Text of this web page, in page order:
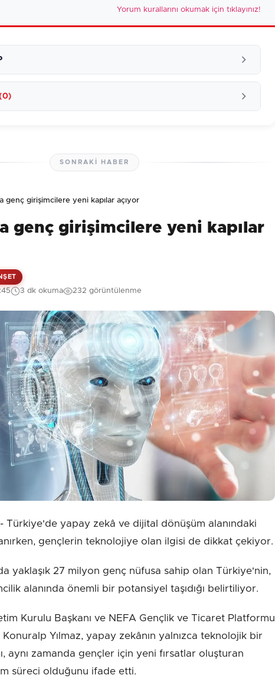
Yorum kurallarını okumak için tıklayınız!
1 + 9 = ? Gönder
SONRAKI HABER
genç girişimcilere yeni kapılar açıyor
genç girişimcilere yeni kapılar
3 dk okuma 232 görüntülenme
- Türkiye'de yapay zekâ ve dijital dönüşüm alanındaki
gençlerin teknolojiye olan ilgisi de dikkat çekiyor.
yaklaşık 27 milyon genç nüfusa sahip olan Türkiye'nin,
alanında önemli bir potansiyel taşıdığı belirtiliyor.
Kurulu Başkanı ve NEFA Gençlik ve Ticaret Platformu
Yılmaz, yapay zekânın yalnızca teknolojik bir
aynı zamanda gençler için yeni fırsatlar oluşturan
süreci olduğunu ifade etti.